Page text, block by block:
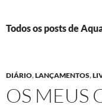
CONTEÚDO
Todos os posts de
DIÁRIO,LANÇAMENTOS,
OS MEUS